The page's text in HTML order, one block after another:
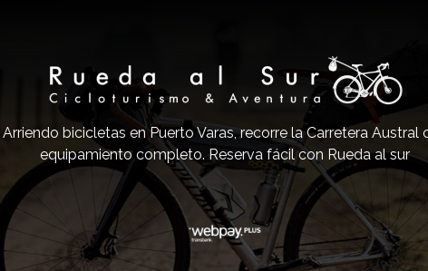
Arriendo bicicletas en Puerto Varas, recorre la Carretera Austral
equipamiento completo. Reserva fácil con Rueda al sur